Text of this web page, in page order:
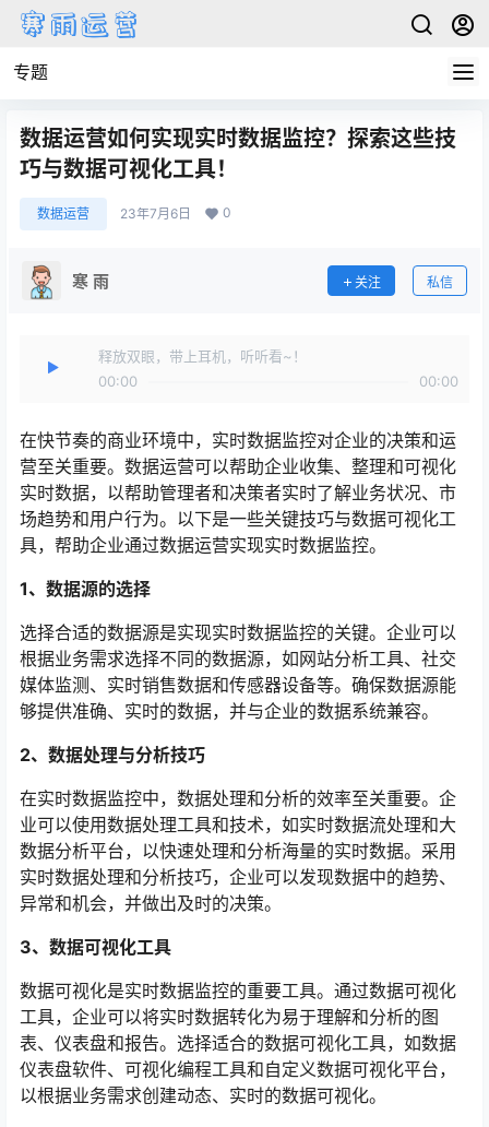
专题
数据运营如何实现实时数据监控？探索这些技
巧与数据可视化工具！
数据运营 23年7月6日 0
寒 雨 关注 私信
释放双眼，带上耳机，听听看~！
00:00
00:00
在快节奏的商业环境中，实时数据监控对企业的决策和运
营至关重要。数据运营可以帮助企业收集、整理和可视化
实时数据，以帮助管理者和决策者实时了解业务状况、市
场趋势和用户行为。以下是一些关键技巧与数据可视化工
具，帮助企业通过数据运营实现实时数据监控。
1、数据源的选择
选择合适的数据源是实现实时数据监控的关键。企业可以
根据业务需求选择不同的数据源，如网站分析工具、社交
媒体监测、实时销售数据和传感器设备等。确保数据源能
够提供准确、实时的数据，并与企业的数据系统兼容。
2、数据处理与分析技巧
在实时数据监控中，数据处理和分析的效率至关重要。企
业可以使用数据处理工具和技术，如实时数据流处理和大
数据分析平台，以快速处理和分析海量的实时数据。采用
实时数据处理和分析技巧，企业可以发现数据中的趋势、
异常和机会，并做出及时的决策。
3、数据可视化工具
数据可视化是实时数据监控的重要工具。通过数据可视化
工具，企业可以将实时数据转化为易于理解和分析的图
表、仪表盘和报告。选择适合的数据可视化工具，如数据
仪表盘软件、可视化编程工具和自定义数据可视化平台，
以根据业务需求创建动态、实时的数据可视化。